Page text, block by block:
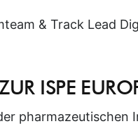
& Track Lead
ISPE
pharmazeutischen